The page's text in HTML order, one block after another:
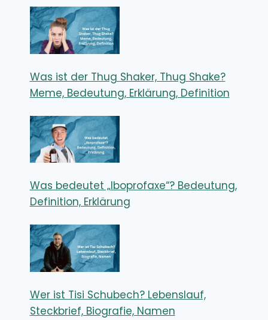
Was ist der Thug Shaker, Thug Shake?
Meme, Bedeutung, Erklärung, Definition
Was bedeutet „Iboprofaxe“? Bedeutung,
Definition, Erklärung
Wer ist Tisi Schubech? Lebenslauf,
Steckbrief, Biografie, Namen